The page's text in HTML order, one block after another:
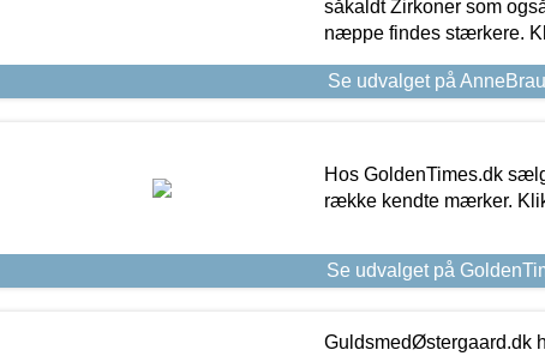
såkaldt Zirkoner som
næppe findes stærkere.
Se udvalget på
Hos GoldenTimes.dk
række kendte mærker.
Se udvalget på
GuldsmedØstergaard.dk